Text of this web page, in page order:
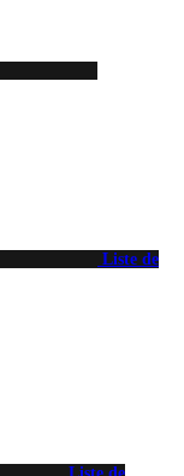
Liste de